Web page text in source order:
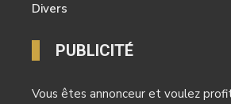
Divers
PUBLICITÉ
Vous êtes annonceur et voulez